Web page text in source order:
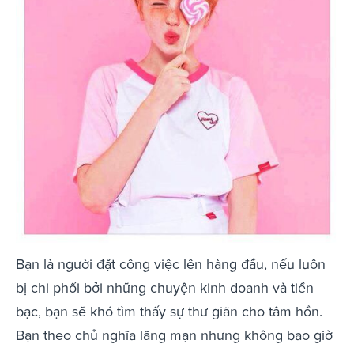
Bạn là người đặt công việc lên hàng đầu, nếu luôn
bị chi phối bởi những chuyện kinh doanh và tiền
bạc, bạn sẽ khó tìm thấy sự thư giãn cho tâm hồn.
Bạn theo chủ nghĩa lãng mạn nhưng không bao giờ